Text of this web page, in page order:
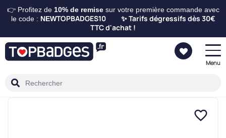
👉 Profitez de 10% de remisesur votre première commande avec
le code : NEWTOPBADGES10 ✨ Tarifs dégressifs dès 30€
TTC d'achat !
Menu
favorite_border